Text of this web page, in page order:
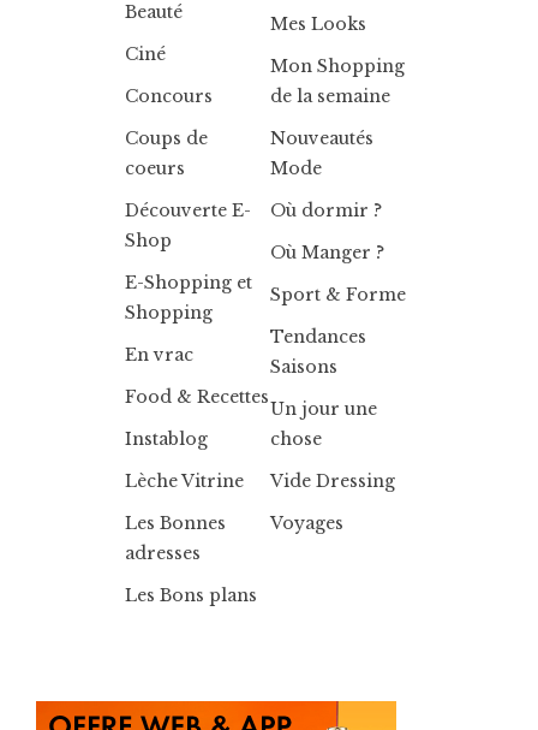
Beauté
Ciné
Concours
Coups de
coeurs
Découverte E-
Shop
E-Shopping et
Shopping
En vrac
Food & Recettes
Instablog
Lèche Vitrine
Les Bonnes
adresses
Les Bons plans
Mes Looks
Mon Shopping
de la semaine
Nouveautés
Mode
Où dormir ?
Où Manger ?
Sport & Forme
Tendances
Saisons
Un jour une
chose
Vide Dressing
Voyages